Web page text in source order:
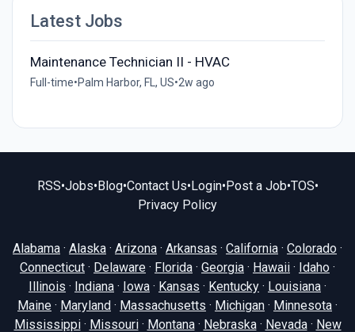
Latest Jobs
Maintenance Technician II - HVAC
Full-time•Palm Harbor, FL, US•2w ago
RSS•Jobs• Blog•Contact Us• Login• Post a Job•TOS•
Privacy Policy
Alabama · Alaska · Arizona · Arkansas · California · Colorado ·
Connecticut · Delaware · Florida · Georgia · Hawaii · Idaho ·
Illinois · Indiana · Iowa · Kansas · Kentucky · Louisiana ·
Maine · Maryland · Massachusetts · Michigan · Minnesota ·
Mississippi· Missouri· Montana· Nebraska· Nevada· New